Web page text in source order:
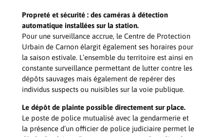
Propreté et sécurité : des caméras à détection
automatique installées sur la station.
Pour une surveillance accrue, le Centre de Protection
Urbain de Carnon élargit également ses horaires pour
la saison estivale. L’ensemble du territoire est ainsi en
constante surveillance permettant de lutter contre les
dépôts sauvages mais également de repérer des
individus suspects ou nuisibles sur la voie publique.
Le dépôt de plainte possible directement sur place.
Le poste de police mutualisé avec la gendarmerie et
la présence d’un officier de police judiciaire permet le